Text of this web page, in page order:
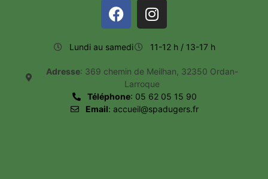
Lundi au samedi 11-12 h / 13-17 h
Adresse: 369 chemin de Meilhan, 32350 Ordan-
Larroque
Téléphone: 05 62 05 15 90
Email: accueil@spadugers.fr